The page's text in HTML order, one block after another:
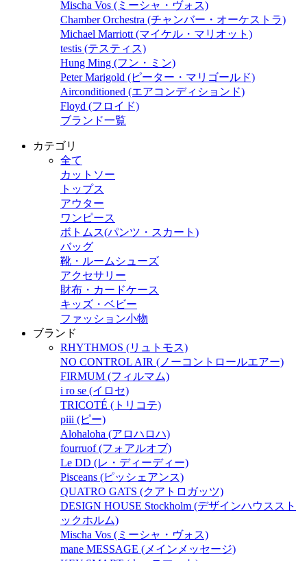
Mischa Vos (ミーシャ・ヴォス)
Chamber Orchestra (チャンバー・オーケストラ)
Michael Marriott (マイケル・マリオット)
testis (テスティス)
Hung Ming (フン・ミン)
Peter Marigold (ピーター・マリゴールド)
Airconditioned (エアコンディションド)
Floyd (フロイド)
ブランド一覧
カテゴリ
全て
カットソー
トップス
アウター
ワンピース
ボトムス(パンツ・スカート)
バッグ
靴・ルームシューズ
アクセサリー
財布・カードケース
キッズ・ベビー
ファッション小物
ブランド
RHYTHMOS (リュトモス)
NO CONTROL AIR (ノーコントロールエアー)
FIRMUM (フィルマム)
i ro se (イロセ)
TRICOTÉ (トリコテ)
piii (ピー)
Alohaloha (アロハロハ)
fourruof (フォアルオブ)
Le DD (レ・ディーディー)
Pisceans (ピッシェアンス)
QUATRO GATS (クアトロガッツ)
DESIGN HOUSE Stockholm (デザインハウススト
ックホルム)
Mischa Vos (ミーシャ・ヴォス)
mane MESSAGE (メインメッセージ)